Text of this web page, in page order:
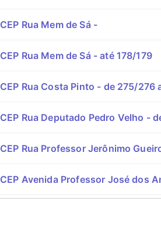
CEP Rua Mem de Sá -
CEP Rua Mem de Sá - até 178/179
CEP Rua Costa Pinto - de 275/276
CEP Rua Deputado Pedro Velho -
CEP Rua Professor Jerônimo
CEP Avenida Professor José dos